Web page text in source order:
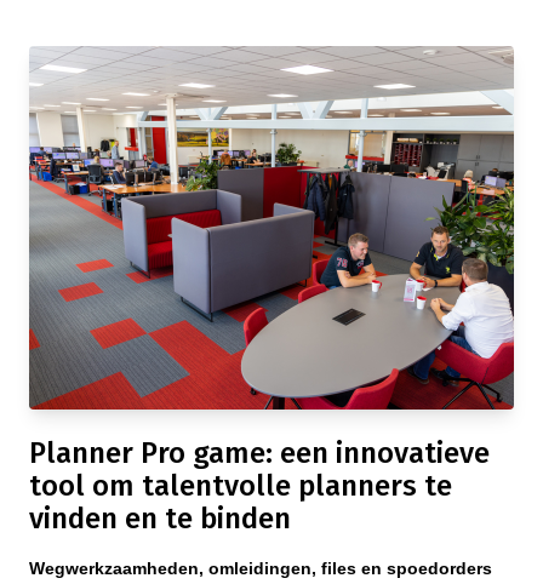
Planner Pro game: een innovatieve
tool om talentvolle planners te
vinden en te binden
Wegwerkzaamheden, omleidingen, files en spoedorders